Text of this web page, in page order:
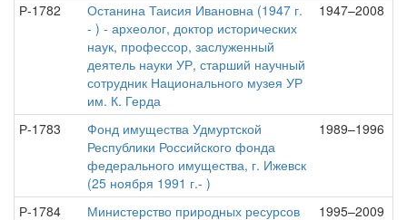
Р-1782
Останина Таисия Ивановна (1947 г.
- ) - археолог, доктор исторических
наук, профессор, заслуженный
деятель науки УР, старший научный
сотрудник Национального музея УР
им. К. Герда
1947–2008
Р-1783
Фонд имущества Удмуртской
Республики Российского фонда
федерального имущества, г. Ижевск
(25 ноября 1991 г.- )
1989–1996
Р-1784 Министерство природных ресурсов 1995–2009